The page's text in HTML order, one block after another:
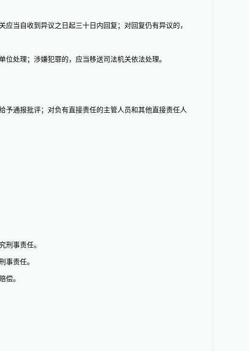
当自收到异议之日起三十日内回复；对回复仍有异议的，
处理；涉嫌犯罪的，应当移送司法机关依法处理。
通报批评；对负有直接责任的主管人员和其他直接责任人
事责任。
责任。
偿。